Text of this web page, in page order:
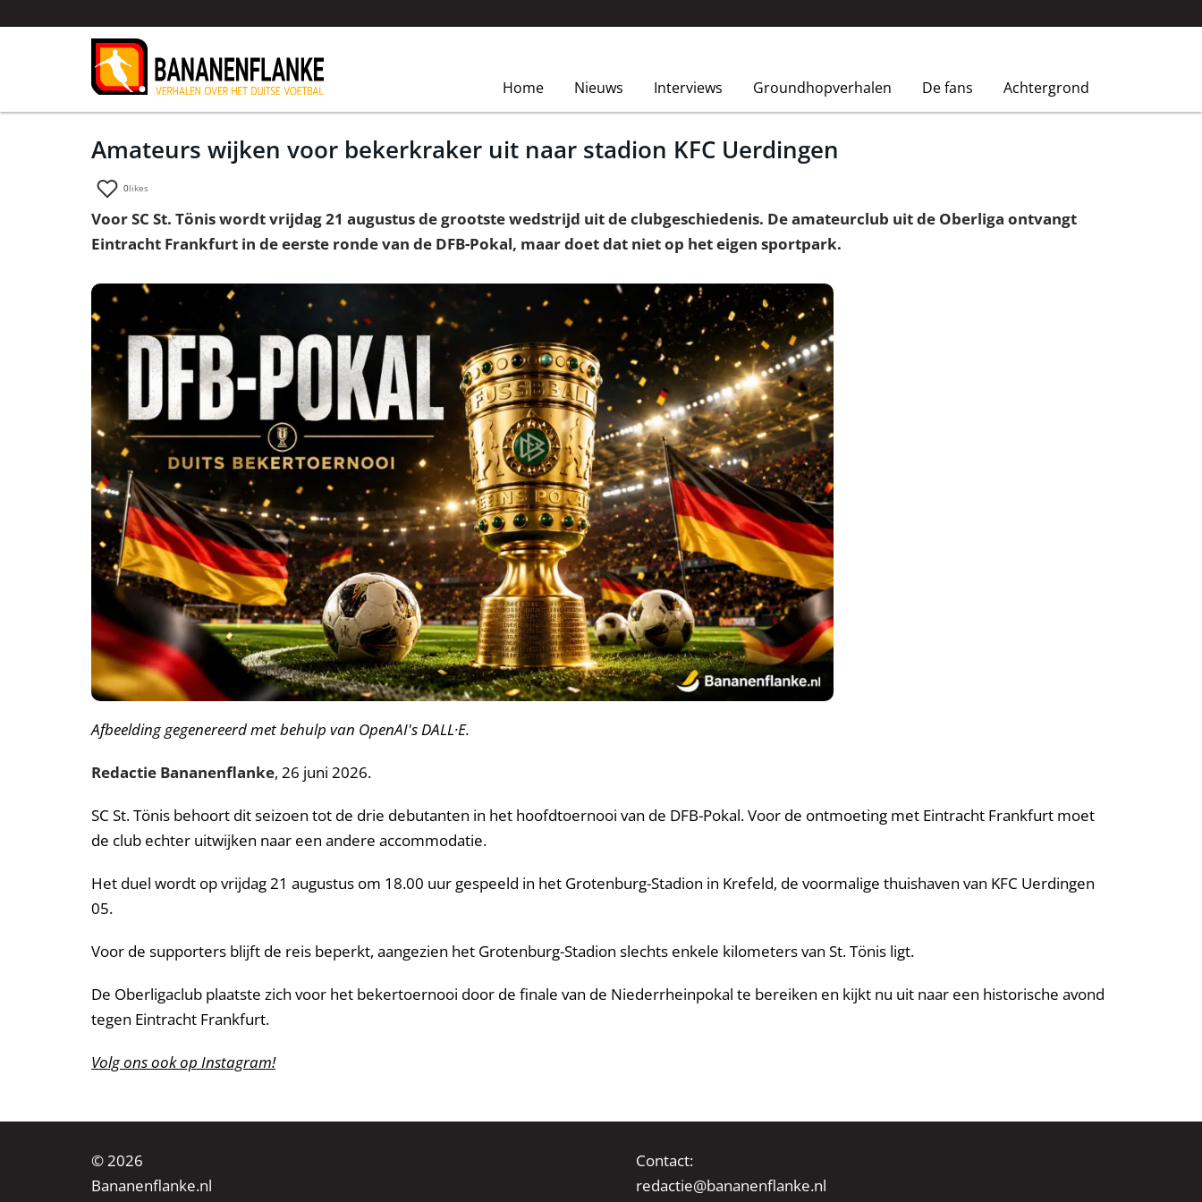
Home Nieuws Interviews Groundhopverhalen De fans Achtergrond
Amateurs wijken voor bekerkraker uit naar stadion KFC Uerdingen
0likes
Voor SC St. Tönis wordt vrijdag 21 augustus de grootste wedstrijd uit de clubgeschiedenis. De amateurclub uit de Oberliga ontvangt
Eintracht Frankfurt in de eerste ronde van de DFB-Pokal, maar doet dat niet op het eigen sportpark.
Afbeelding gegenereerd met behulp van OpenAI's DALL·E.
Redactie Bananenflanke, 26 juni 2026.
SC St. Tönis behoort dit seizoen tot de drie debutanten in het hoofdtoernooi van de DFB-Pokal. Voor de ontmoeting met Eintracht Frankfurt moet
de club echter uitwijken naar een andere accommodatie.
Het duel wordt op vrijdag 21 augustus om 18.00 uur gespeeld in het Grotenburg-Stadion in Krefeld, de voormalige thuishaven van KFC Uerdingen
05.
Voor de supporters blijft de reis beperkt, aangezien het Grotenburg-Stadion slechts enkele kilometers van St. Tönis ligt.
De Oberligaclub plaatste zich voor het bekertoernooi door de finale van de Niederrheinpokal te bereiken en kijkt nu uit naar een historische avond
tegen Eintracht Frankfurt.
Volg ons ook op Instagram!
© 2026
Bananenflanke.nl
Contact:
redactie@bananenflanke.nl